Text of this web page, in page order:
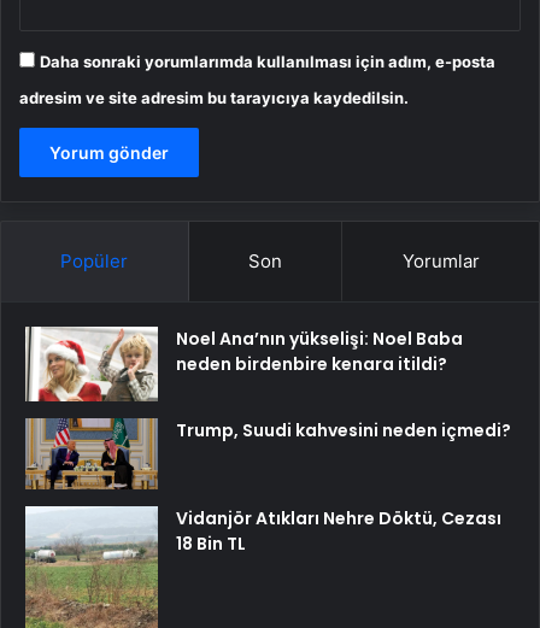
Daha sonraki yorumlarımda kullanılması için adım, e-posta
adresim ve site adresim bu tarayıcıya kaydedilsin.
Popüler Son Yorumlar
Noel Ana’nın yükselişi: Noel Baba
neden birdenbire kenara itildi?
Trump, Suudi kahvesini neden içmedi?
Vidanjör Atıkları Nehre Döktü, Cezası
18 Bin TL